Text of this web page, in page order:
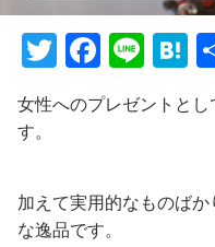
T
itt
F
a
c
b
o
Li
e
H
e
a
女性へのプレゼントと
す。
加えて実用的なものば
な逸品です。